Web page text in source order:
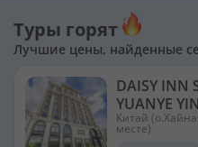
Туры горят
Лучшие цены, найденные
DAISY INN
YUANYE
Китай
месте)